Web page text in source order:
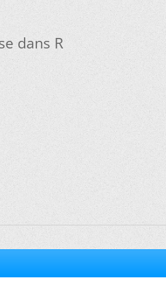
dans R